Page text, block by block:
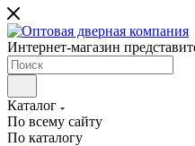
Интернет-магазин
Каталог
По всему сайту
По каталогу